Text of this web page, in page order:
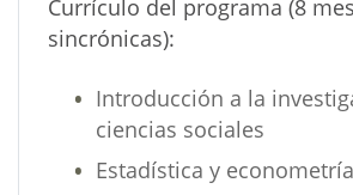
Currículo del programa (8
sincrónicas):
Introducción a la
ciencias sociales
Estadística y econometría